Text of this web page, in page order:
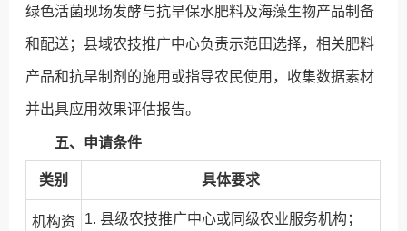
绿色活菌现场发酵与抗旱保水肥料及海藻生物产品制备
和配送；县域农技推广中心负责示范田选择，相关肥料
产品和抗旱制剂的施用或指导农民使用，收集数据素材
并出具应用效果评估报告。
五、申请条件
类别 具体要求
机构资 1. 县级农技推广中心或同级农业服务机构；